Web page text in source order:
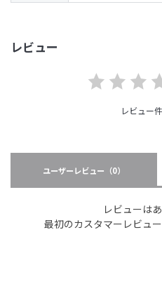
レビュー
レビュー
ユーザーレビュー （0）
レビューは
最初のカスタマーレビュ